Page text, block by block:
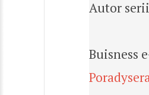
Autor serii
Buisness